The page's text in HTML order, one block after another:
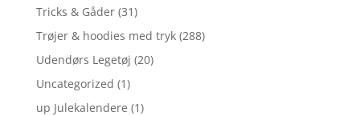
Tricks & Gåder (31)
Trøjer & hoodies med tryk (288)
Udendørs Legetøj (20)
Uncategorized (1)
up Julekalendere (1)